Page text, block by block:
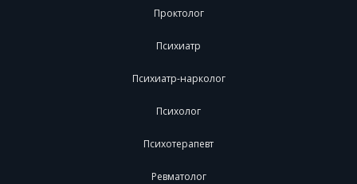
Проктолог
Психиатр
Психиатр-нарколог
Психолог
Психотерапевт
Ревматолог